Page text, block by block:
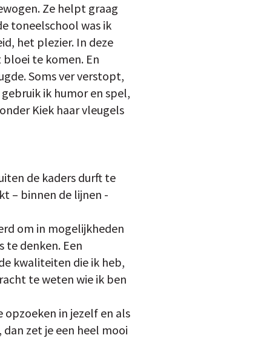
Ze helpt graag
toneelschool was ik
het plezier. In deze
te komen. En
Soms ver verstopt,
ik humor en spel,
Kiek haar vleugels
de kaders durft te
– binnen de lijnen -
om in mogelijkheden
denken. Een
kwaliteiten die ik heb,
te weten wie ik ben
in jezelf en als
zet je een heel mooi